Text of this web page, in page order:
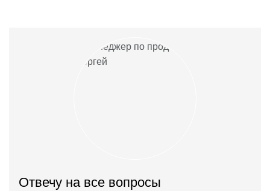
Отвечу на все вопросы